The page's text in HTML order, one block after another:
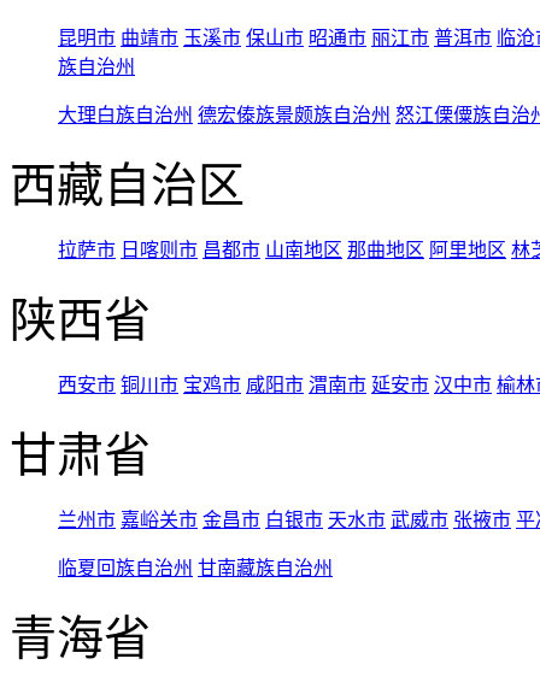
昆明市 曲靖市 玉溪市 保山市 昭通市 丽江市 普洱市 临
族自治州
大理白族自治州 德宏傣族景颇族自治州 怒江傈僳族自治
西藏自治区
拉萨市 日喀则市 昌都市 山南地区 那曲地区 阿里地区 林
陕西省
西安市 铜川市 宝鸡市 咸阳市 渭南市 延安市 汉中市 榆林
甘肃省
兰州市 嘉峪关市 金昌市 白银市 天水市 武威市 张掖市 平
临夏回族自治州 甘南藏族自治州
青海省